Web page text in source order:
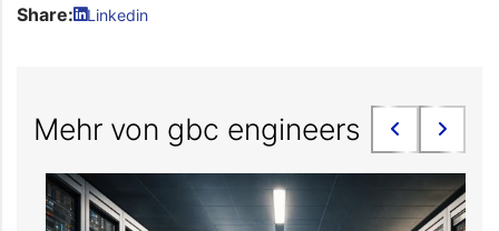
Share: Linkedin
Mehr von gbc engineers